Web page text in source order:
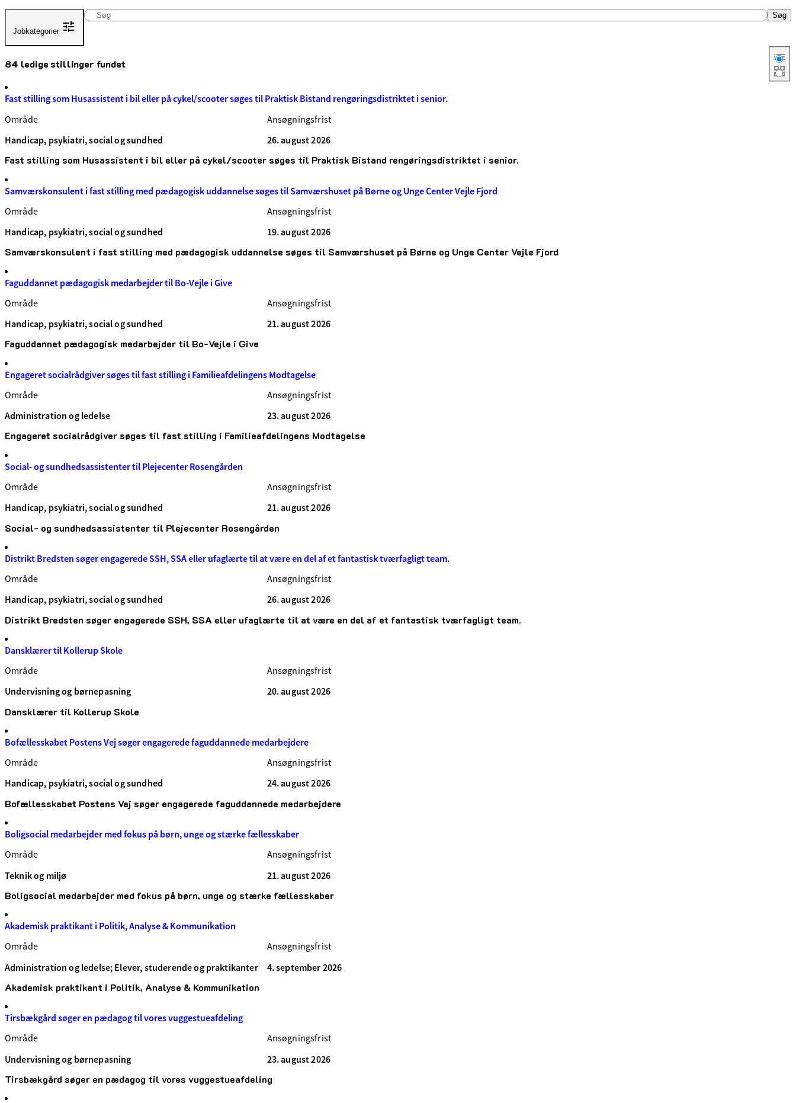
Jobkategorier
Søg Søg
Administration og ledelse
Handicap, psykiatri, social og sundhed
Kultur
Service og rengøring
Teknik og miljø
Undervisning og børnepasning
84 ledige stillinger fundet
Skift
Fast stilling som Husassistent i bil eller på cykel/scooter søges til Praktisk Bistand rengøringsdistriktet i senior.
Område
Handicap, psykiatri, social og sundhed
Ansøgningsfrist
26. august 2026
Fast stilling som Husassistent i bil eller på cykel/scooter søges til Praktisk Bistand rengøringsdistriktet i senior.
Samværskonsulent i fast stilling med pædagogisk uddannelse søges til Samværshuset på Børne og Unge Center Vejle Fjord
Område
Handicap, psykiatri, social og sundhed
Ansøgningsfrist
19. august 2026
Samværskonsulent i fast stilling med pædagogisk uddannelse søges til Samværshuset på Børne og Unge Center Vejle Fjord
Faguddannet pædagogisk medarbejder til Bo-Vejle i Give
Område
Handicap, psykiatri, social og sundhed
Ansøgningsfrist
21. august 2026
Faguddannet pædagogisk medarbejder til Bo-Vejle i Give
Engageret socialrådgiver søges til fast stilling i Familieafdelingens Modtagelse
Område
Administration og ledelse
Ansøgningsfrist
23. august 2026
Engageret socialrådgiver søges til fast stilling i Familieafdelingens Modtagelse
Social- og sundhedsassistenter til Plejecenter Rosengården
Område
Handicap, psykiatri, social og sundhed
Ansøgningsfrist
21. august 2026
Social- og sundhedsassistenter til Plejecenter Rosengården
Distrikt Bredsten søger engagerede SSH, SSA eller ufaglærte til at være en del af et fantastisk tværfagligt team.
Område
Handicap, psykiatri, social og sundhed
Ansøgningsfrist
26. august 2026
Distrikt Bredsten søger engagerede SSH, SSA eller ufaglærte til at være en del af et fantastisk tværfagligt team.
Dansklærer til Kollerup Skole
Område
Undervisning og børnepasning
Ansøgningsfrist
20. august 2026
Dansklærer til Kollerup Skole
Bofællesskabet Postens Vej søger engagerede faguddannede medarbejdere
Område
Handicap, psykiatri, social og sundhed
Ansøgningsfrist
24. august 2026
Bofællesskabet Postens Vej søger engagerede faguddannede medarbejdere
Boligsocial medarbejder med fokus på børn, unge og stærke fællesskaber
Område
Teknik og miljø
Ansøgningsfrist
21. august 2026
Boligsocial medarbejder med fokus på børn, unge og stærke fællesskaber
Akademisk praktikant i Politik, Analyse & Kommunikation
Område
Administration og ledelse; Elever, studerende og praktikanter
Ansøgningsfrist
4. september 2026
Akademisk praktikant i Politik, Analyse & Kommunikation
Tirsbækgård søger en pædagog til vores vuggestueafdeling
Område
Undervisning og børnepasning
Ansøgningsfrist
23. august 2026
Tirsbækgård søger en pædagog til vores vuggestueafdeling